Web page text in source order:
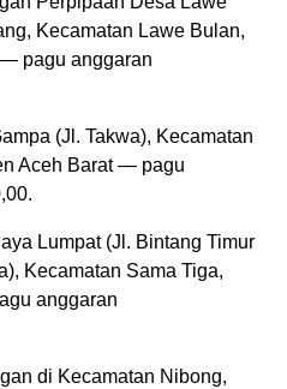
Kecamatan Lawe Bulan,
pagu anggaran
(Jl. Takwa), Kecamatan
Aceh Barat — pagu
Lumpat (Jl. Bintang Timur
Kecamatan Sama Tiga,
anggaran
di Kecamatan Nibong,